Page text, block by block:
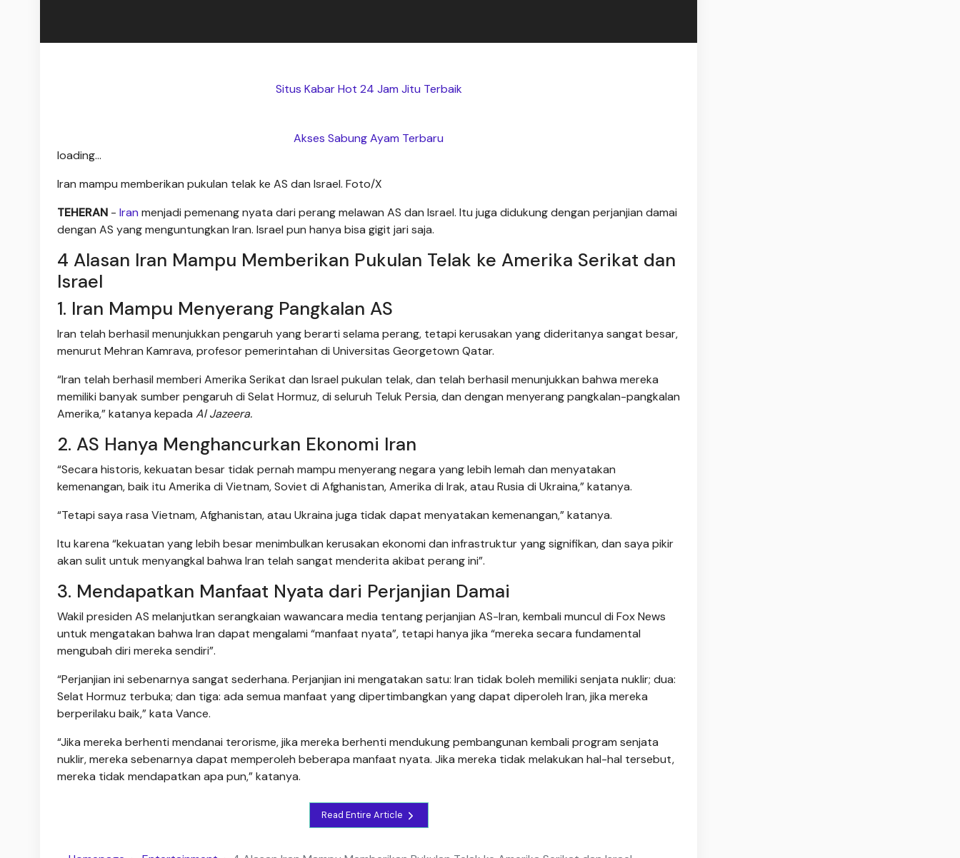
Situs Kabar Hot 24 Jam Jitu Terbaik
Akses Sabung Ayam Terbaru
loading...
Iran mampu memberikan pukulan telak ke AS dan Israel. Foto/X
TEHERAN - Iran menjadi pemenang nyata dari perang melawan AS dan Israel. Itu juga didukung dengan perjanjian damai
dengan AS yang menguntungkan Iran. Israel pun hanya bisa gigit jari saja.
4 Alasan Iran Mampu Memberikan Pukulan Telak ke Amerika Serikat dan
Israel
1. Iran Mampu Menyerang Pangkalan AS
Iran telah berhasil menunjukkan pengaruh yang berarti selama perang, tetapi kerusakan yang dideritanya sangat besar,
menurut Mehran Kamrava, profesor pemerintahan di Universitas Georgetown Qatar.
“Iran telah berhasil memberi Amerika Serikat dan Israel pukulan telak, dan telah berhasil menunjukkan bahwa mereka
memiliki banyak sumber pengaruh di Selat Hormuz, di seluruh Teluk Persia, dan dengan menyerang pangkalan-pangkalan
Amerika,” katanya kepada Al Jazeera.
2. AS Hanya Menghancurkan Ekonomi Iran
“Secara historis, kekuatan besar tidak pernah mampu menyerang negara yang lebih lemah dan menyatakan
kemenangan, baik itu Amerika di Vietnam, Soviet di Afghanistan, Amerika di Irak, atau Rusia di Ukraina,” katanya.
“Tetapi saya rasa Vietnam, Afghanistan, atau Ukraina juga tidak dapat menyatakan kemenangan,” katanya.
Itu karena “kekuatan yang lebih besar menimbulkan kerusakan ekonomi dan infrastruktur yang signifikan, dan saya pikir
akan sulit untuk menyangkal bahwa Iran telah sangat menderita akibat perang ini”.
3. Mendapatkan Manfaat Nyata dari Perjanjian Damai
Wakil presiden AS melanjutkan serangkaian wawancara media tentang perjanjian AS-Iran, kembali muncul di Fox News
untuk mengatakan bahwa Iran dapat mengalami “manfaat nyata”, tetapi hanya jika “mereka secara fundamental
mengubah diri mereka sendiri”.
“Perjanjian ini sebenarnya sangat sederhana. Perjanjian ini mengatakan satu: Iran tidak boleh memiliki senjata nuklir; dua:
Selat Hormuz terbuka; dan tiga: ada semua manfaat yang dipertimbangkan yang dapat diperoleh Iran, jika mereka
berperilaku baik,” kata Vance.
“Jika mereka berhenti mendanai terorisme, jika mereka berhenti mendukung pembangunan kembali program senjata
nuklir, mereka sebenarnya dapat memperoleh beberapa manfaat nyata. Jika mereka tidak melakukan hal-hal tersebut,
mereka tidak mendapatkan apa pun,” katanya.
Read Entire Article